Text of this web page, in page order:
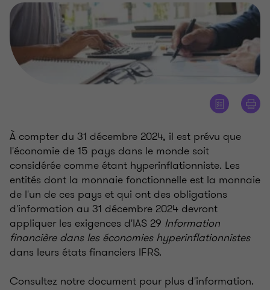
À compter du 31 décembre 2024, il est prévu que
l'économie de 15 pays dans le monde soit
considérée comme étant hyperinflationniste. Les
entités dont la monnaie fonctionnelle est la monnaie
de l'un de ces pays et qui ont des obligations
d'information au 31 décembre 2024 devront
appliquer les exigences d'IAS 29 Information
financière dans les économies hyperinflationnistes
dans leurs états financiers IFRS.
Consultez notre document pour plus d'information.